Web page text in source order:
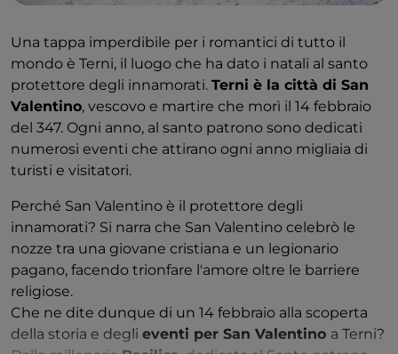
Una tappa imperdibile per i romantici di tutto il
mondo è Terni, il luogo che ha dato i natali al santo
protettore degli innamorati. Terni è la città di San
Valentino, vescovo e martire che morì il 14 febbraio
del 347. Ogni anno, al santo patrono sono dedicati
numerosi eventi che attirano ogni anno migliaia di
turisti e visitatori.
Perché San Valentino è il protettore degli
innamorati? Si narra che San Valentino celebrò le
nozze tra una giovane cristiana e un legionario
pagano, facendo trionfare l'amore oltre le barriere
religiose.
Che ne dite dunque di un 14 febbraio alla scoperta
della storia e degli eventi per San Valentino a Terni?